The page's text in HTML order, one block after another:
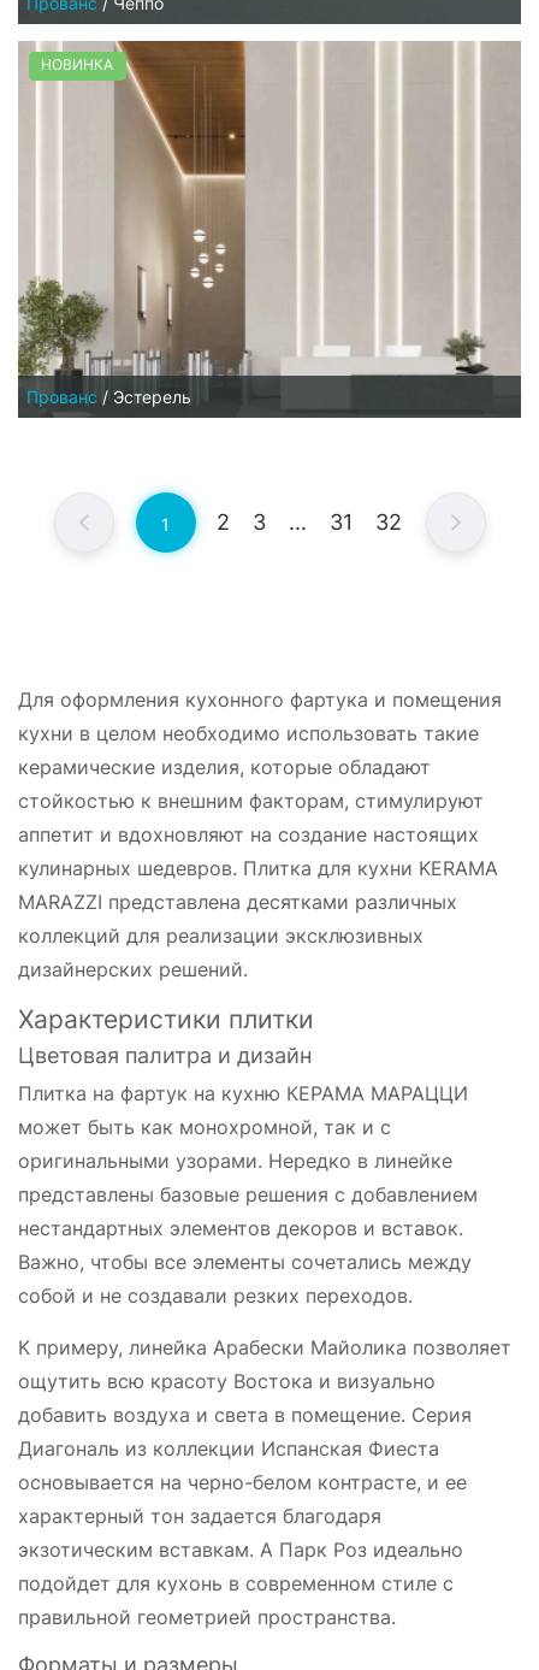
НОВИНКА
Прованс / Эстерель
1 2 3 ... 31 32
Для оформления кухонного фартука и помещения
кухни в целом необходимо использовать такие
керамические изделия, которые обладают
стойкостью к внешним факторам, стимулируют
аппетит и вдохновляют на создание настоящих
кулинарных шедевров. Плитка для кухни KERAMA
MARAZZI представлена десятками различных
коллекций для реализации эксклюзивных
дизайнерских решений.
Характеристики плитки
Цветовая палитра и дизайн
Плитка на фартук на кухню КЕРАМА МАРАЦЦИ
может быть как монохромной, так и с
оригинальными узорами. Нередко в линейке
представлены базовые решения с добавлением
нестандартных элементов декоров и вставок.
Важно, чтобы все элементы сочетались между
собой и не создавали резких переходов.
К примеру, линейка Арабески Майолика позволяет
ощутить всю красоту Востока и визуально
добавить воздуха и света в помещение. Серия
Диагональ из коллекции Испанская Фиеста
основывается на черно-белом контрасте, и ее
характерный тон задается благодаря
экзотическим вставкам. А Парк Роз идеально
подойдет для кухонь в современном стиле с
правильной геометрией пространства.
Форматы и размеры